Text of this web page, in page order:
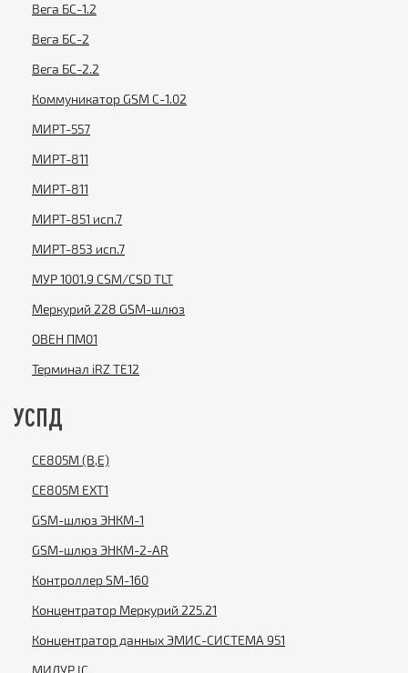
Вега БС-1.2
Вега БС-2
Вега БС-2.2
Коммуникатор GSM С-1.02
МИРТ-557
МИРТ-811
МИРТ-811
МИРТ-851 исп.7
МИРТ-853 исп.7
МУР 1001.9 CSM/CSD TLT
Меркурий 228 GSM-шлюз
ОВЕН ПМ01
Терминал iRZ TE12
УСПД
CE805M (B,E)
CE805М EXT1
GSM-шлюз ЭНКМ-1
GSM-шлюз ЭНКМ-2-AR
Контроллер SM-160
Концентратор Меркурий 225.21
Концентратор данных ЭМИС-СИСТЕМА 951
МИЛУР IC